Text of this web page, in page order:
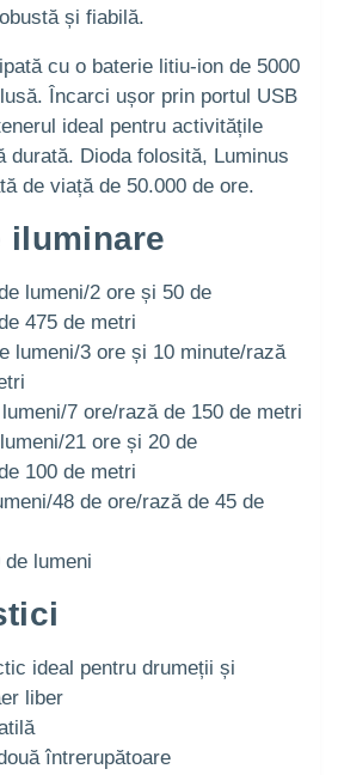
și fiabilă.
cu o baterie litiu-ion de 5000
Încarci ușor prin portul USB
ideal pentru activitățile
durată. Dioda folosită, Luminus
de viață de 50.000 de ore.
iluminare
lumeni/2 ore și 50 de
475 de metri
lumeni/3 ore și 10 minute/rază
7 ore/rază de 150 de metri
21 ore și 20 de
100 de metri
48 de ore/rază de 45 de
de lumeni
ideal pentru drumeții și
liber
întrerupătoare